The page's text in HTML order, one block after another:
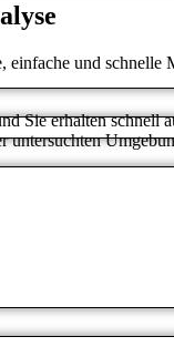
und
Sie erhalten